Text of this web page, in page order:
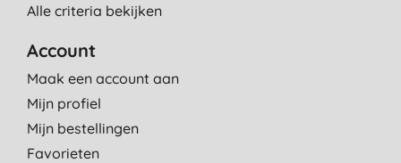
Alle criteria bekijken
Account
Maak een account aan
Mijn profiel
Mijn bestellingen
Favorieten